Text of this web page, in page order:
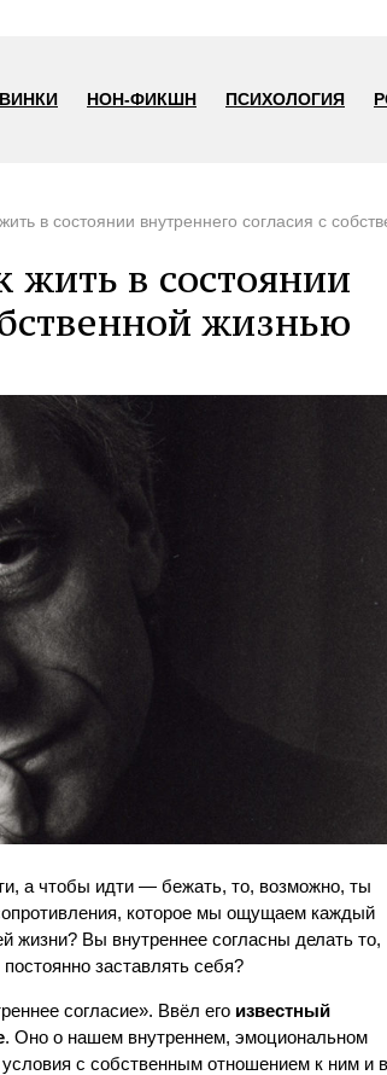
НОН-ФИКШН ПСИХОЛОГИЯ
в состоянии внутреннего согласия с
жить в состоянии
жизнью
а чтобы идти — бежать, то, возможно, ты
которое мы ощущаем каждый
жизни? Вы внутреннее согласны делать то,
заставлять себя?
согласие». Ввёл его известный
. Оно о нашем внутреннем, эмоциональном
с собственным отношением к ним и в